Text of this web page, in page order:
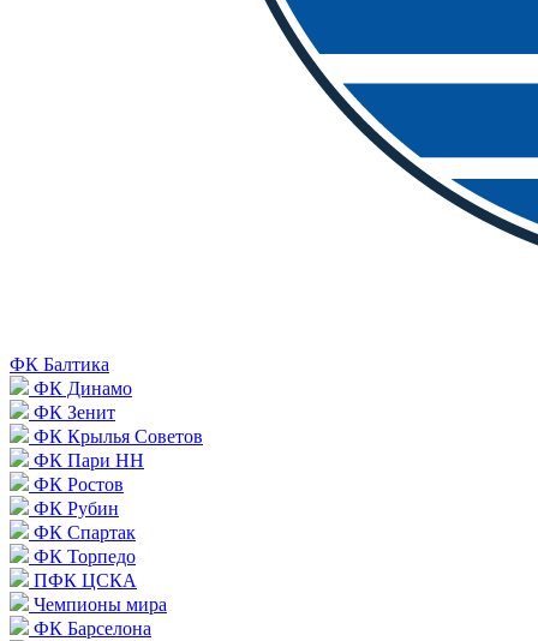
ФК Балтика
ФК Динамо
ФК Зенит
ФК Крылья Советов
ФК Пари НН
ФК Ростов
ФК Рубин
ФК Спартак
ФК Торпедо
ПФК ЦСКА
Чемпионы мира
ФК Барселона